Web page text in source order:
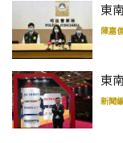
東
陳嘉
東
新聞